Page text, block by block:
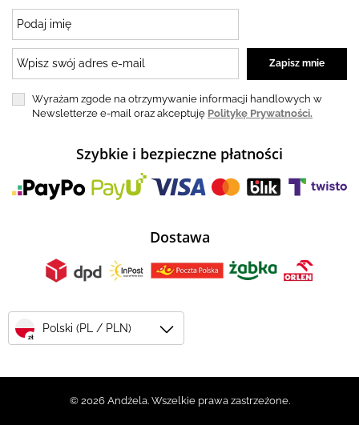
Wyrażam zgode na otrzymywanie informacji handlowych w
Newsletterze e-mail oraz akceptuję Politykę Prywatności.
Szybkie i bezpieczne płatności
Dostawa
zł
Polski (PL / PLN)
© 2026 Andżela. Wszelkie prawa zastrzeżone.